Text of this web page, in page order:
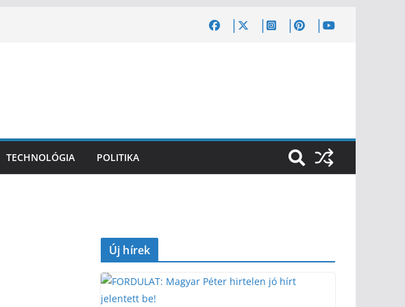
TECHNOLÓGIA POLITIKA
Új hírek